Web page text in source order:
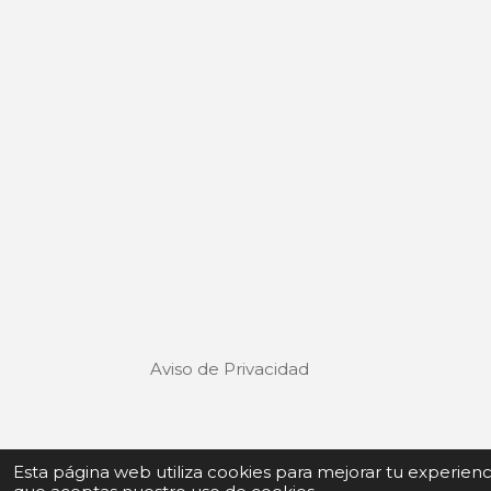
Esta página web utiliza cookies para mejorar tu
Aviso de Privacidad